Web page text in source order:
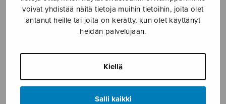
voivat yhdistää näitä tietoja muihin tietoihin, joita olet
antanut heille tai joita on kerätty, kun olet käyttänyt
heidän palvelujaan.
Kiellä
Salli kaikki
YKSINLAULU
Sulasol nuottikauppa